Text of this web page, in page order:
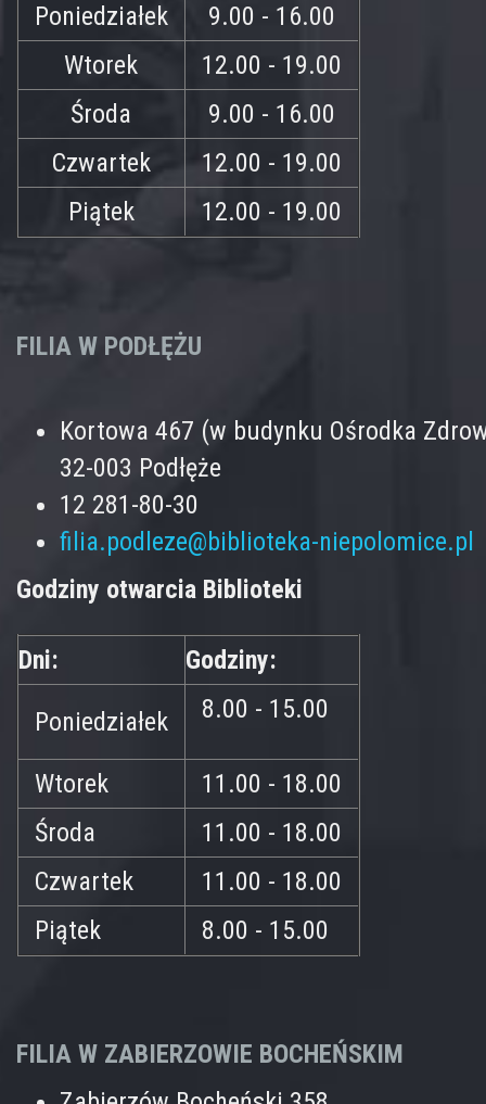
Poniedziałek
9.00 - 16.00
Wtorek
12.00 - 19.00
Środa
9.00 - 16.00
Czwartek
12.00 - 19.00
Piątek
12.00 - 19.00
FILIA W PODŁĘŻU
Kortowa 467 (w budynku Ośrodka
32-003 Podłęże
12 281-80-30
filia.podleze@biblioteka-niepolomice.pl
Godziny otwarcia Biblioteki
Dni: Godziny:
Poniedziałek 8.00 - 15.00
Wtorek
11.00 - 18.00
Środa
11.00 - 18.00
Czwartek
11.00 - 18.00
Piątek
8.00 - 15.00
FILIA W ZABIERZOWIE BOCHEŃSKIM